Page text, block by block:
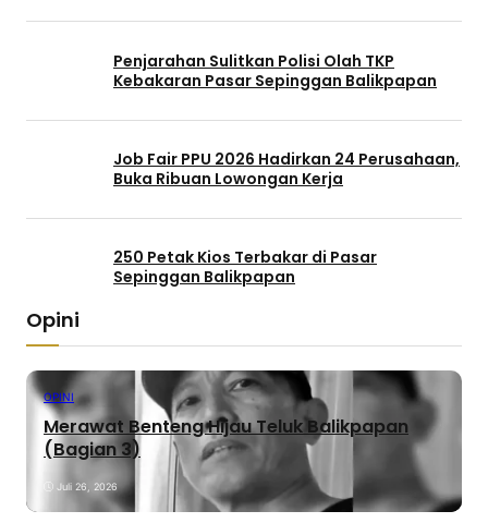
Penjarahan Sulitkan Polisi Olah TKP
Kebakaran Pasar Sepinggan Balikpapan
Job Fair PPU 2026 Hadirkan 24 Perusahaan,
Buka Ribuan Lowongan Kerja
250 Petak Kios Terbakar di Pasar
Sepinggan Balikpapan
Opini
OPINI
Merawat Benteng Hijau Teluk Balikpapan
(Bagian 3)
Juli 26, 2026